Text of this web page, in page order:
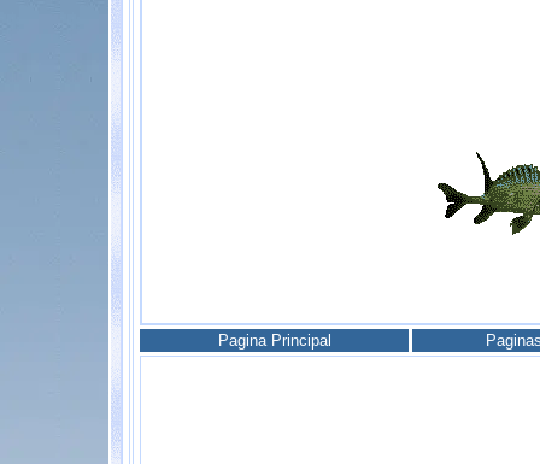
Pagina Principal